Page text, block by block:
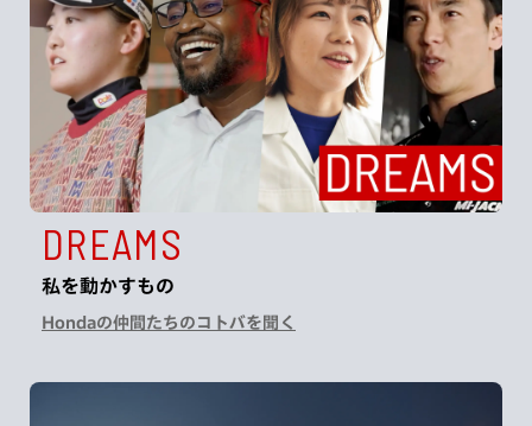
DREAMS
私を動かすもの
Hondaの仲間たちのコトバを聞く